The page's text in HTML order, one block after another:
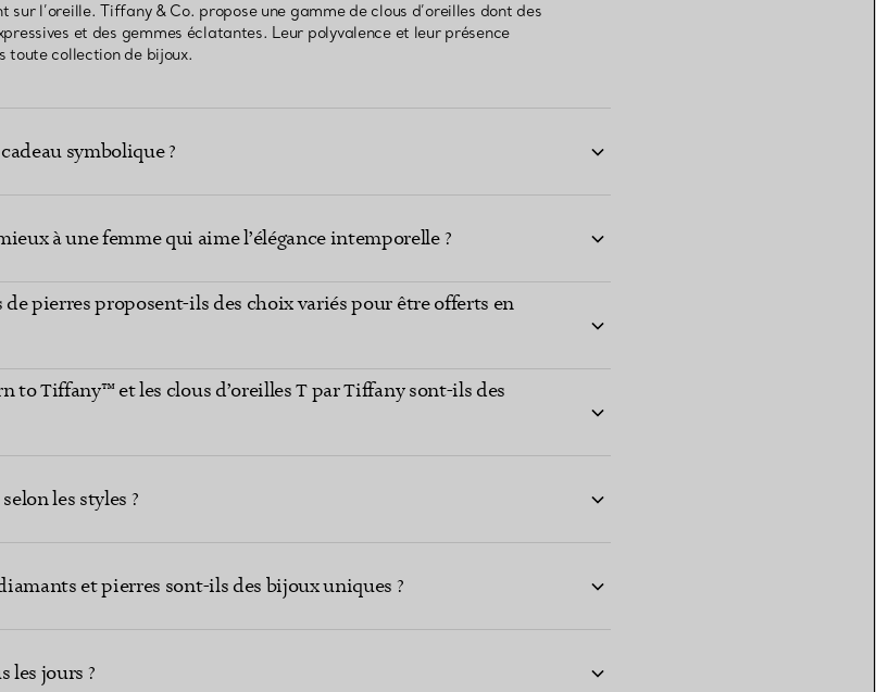
sur l’oreille. Tiffany & Co. propose une gamme de clous d’oreilles dont des
et des gemmes éclatantes. Leur polyvalence et leur présence
toute collection de bijoux.
symbolique ?
à une femme qui aime l’élégance intemporelle ?
de pierres proposent-ils des choix variés pour être offerts en
to Tiffany™ et les clous d’oreilles T par Tiffany sont-ils des
les styles ?
et pierres sont-ils des bijoux uniques ?
les jours ?